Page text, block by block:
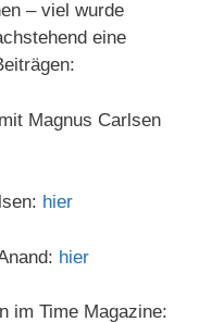
– viel wurde
eine
Magnus Carlsen
hier
hier
im Time Magazine: